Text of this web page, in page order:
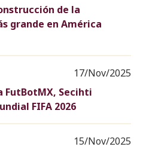
de la
grande en América
17/Nov/2025
FutBotMX, Secihti
FIFA 2026
15/Nov/2025